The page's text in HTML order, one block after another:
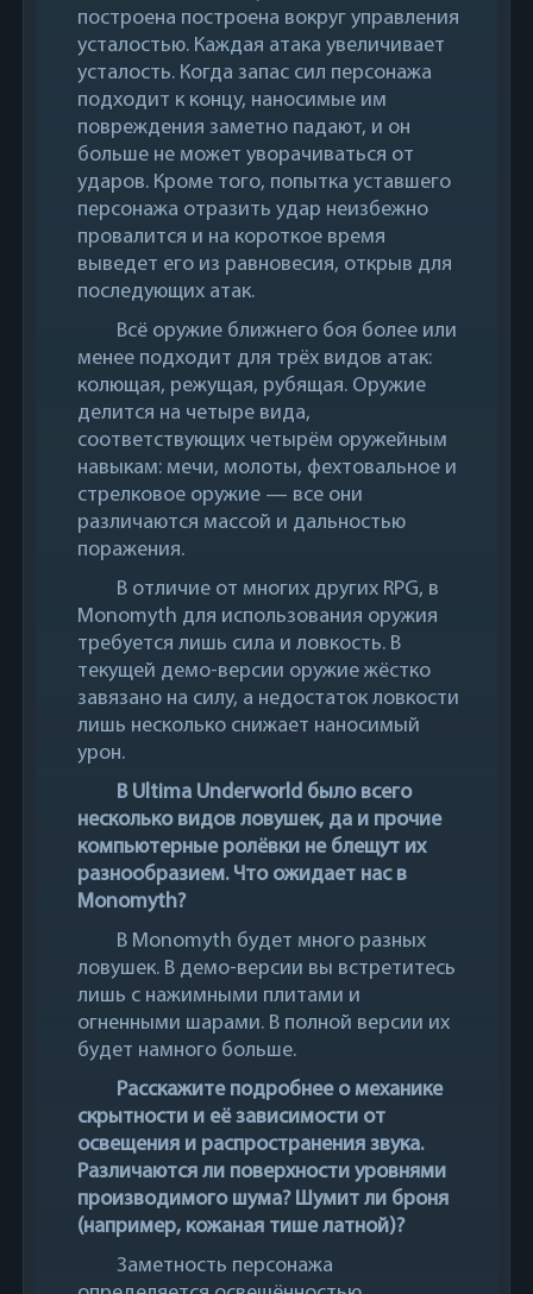
построена построена вокруг управления
усталостью. Каждая атака увеличивает
усталость. Когда запас сил персонажа
подходит к концу, наносимые им
повреждения заметно падают, и он
больше не может уворачиваться от
ударов. Кроме того, попытка уставшего
персонажа отразить удар неизбежно
провалится и на короткое время
выведет его из равновесия, открыв для
последующих атак.
Всё оружие ближнего боя более или
менее подходит для трёх видов атак:
колющая, режущая, рубящая. Оружие
делится на четыре вида,
соответствующих четырём оружейным
навыкам: мечи, молоты, фехтовальное и
стрелковое оружие — все они
различаются массой и дальностью
поражения.
В отличие от многих других RPG, в
Monomyth для использования оружия
требуется лишь сила и ловкость. В
текущей демо-версии оружие жёстко
завязано на силу, а недостаток ловкости
лишь несколько снижает наносимый
урон.
В Ultima Underworld было всего
несколько видов ловушек, да и прочие
компьютерные ролёвки не блещут их
разнообразием. Что ожидает нас в
Monomyth?
В Monomyth будет много разных
ловушек. В демо-версии вы встретитесь
лишь с нажимными плитами и
огненными шарами. В полной версии их
будет намного больше.
Расскажите подробнее о механике
скрытности и её зависимости от
освещения и распространения звука.
Различаются ли поверхности уровнями
производимого шума? Шумит ли броня
(например, кожаная тише латной)?
Заметность персонажа